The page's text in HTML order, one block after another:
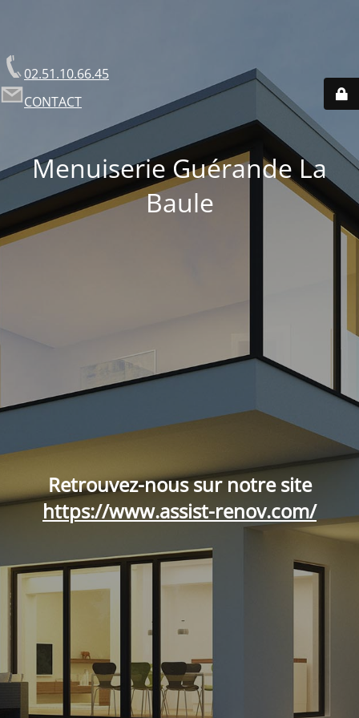
02.51.10.66.45
CONTACT
Menuiserie Guérande La
Baule
Retrouvez-nous sur notre site
https://www.assist-renov.com/